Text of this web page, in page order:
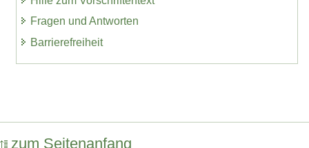
Fragen und Antworten
Barrierefreiheit
zum Seitenanfang